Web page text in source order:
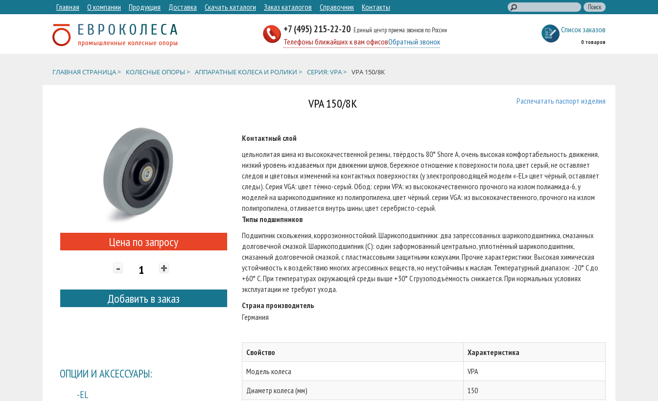
Главная О компании Продукция Доставка Скачать каталоги Заказ каталогов Справочник Контакты
+7 (495) 215-22-20 Единый центр приема звонков по России
Телефоны ближайших к вам офисовОбратный звонок
Список заказов
0 товаров
ГЛАВНАЯ СТРАНИЦА > КОЛЕСНЫЕ ОПОРЫ > АППАРАТНЫЕ КОЛЕСА И РОЛИКИ > СЕРИЯ: VPA > VPA 150/8K
VPA 150/8K Распечатать паспорт изделия
Цена по запросу
- +
Добавить в заказ
Контактный слой
цельнолитая шина из высококачественной резины, твёрдость 80° Shore A, очень высокая комфортабельность движения,
низкий уровень издаваемых при движении шумов, бережное отношение к поверхности пола, цвет серый, не оставляет
следов и цветовых изменений на контактных поверхностях (у электропроводящей модели «-EL» цвет чёрный, оставляет
следы). Серия VGA: цвет тёмно-серый. Обод: серии VPA: из высококачественного прочного на излом полиамида-6, у
моделей на шарикоподшипнике из полипропилена, цвет чёрный. серии VGA: из высококачественного, прочного на излом
полипропилена, отливается внутрь шины, цвет серебристо-серый.
Типы подшипников
Подшипник скольжения, коррозионностойкий. Шарикоподшипники: два запрессованных шарикоподшипника, смазанных
долговечной смазкой. Шарикоподшипник (C): один заформованный центрально, уплотнённый шарикоподшипник,
смазанный долговечной смазкой, с пластмассовыми защитными кожухами. Прочие характеристики: Высокая химическая
устойчивость к воздействию многих агрессивных веществ, но неустойчивы к маслам. Температурный диапазон: -20° C до
+60° C. При температурах окружающей среды выше +30° C грузоподъёмность снижается. При нормальных условиях
эксплуатации не требуют ухода.
Страна производитель
Германия
ОПЦИИ И АКСЕССУАРЫ:
-EL
Свойство
Характеристика
Модель колеса
VPA
Диаметр колеса (мм)
150